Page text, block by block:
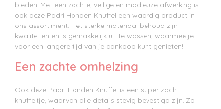
bieden. Met een zachte, veilige en modieuze afwerking is
ook deze Padri Honden Knuffel een waardig product in
ons assortiment. Het sterke materiaal behoud zijn
kwaliteiten en is gemakkelijk uit te wassen, waarmee je
voor een langere tijd van je aankoop kunt genieten!
Een zachte omhelzing
Ook deze Padri Honden Knuffel is een super zacht
knuffeltje, waarvan alle details stevig bevestigd zijn. Zo